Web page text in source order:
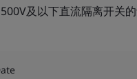
及以下直流隔离开关